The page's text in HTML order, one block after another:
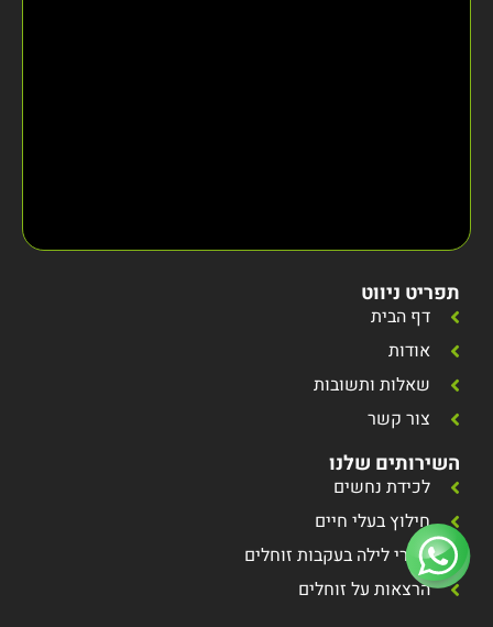
תפריט ניווט
דף הבית
אודות
שאלות ותשובות
צור קשר
השירותים שלנו
לכידת נחשים
חילוץ בעלי חיים
סיורי לילה בעקבות זוחלים
הרצאות על זוחלים